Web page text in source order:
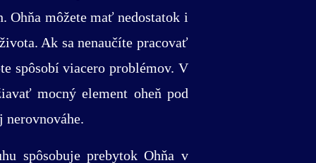
Ohňa môžete mať nedostatok i
Ak sa nenaučíte pracovať
spôsobí viacero problémov. V
mocný element oheň pod
spôsobuje prebytok Ohňa v